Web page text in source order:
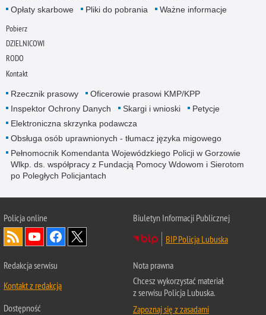
Opłaty skarbowe
Pliki do pobrania Ważne informacje
Pobierz
DZIELNICOWI
RODO
Kontakt
Rzecznik prasowy
Oficerowie prasowi KMP/KPP
Inspektor Ochrony Danych
Skargi i wnioski
Petycje
Elektroniczna skrzynka podawcza
Obsługa osób uprawnionych - tłumacz języka migowego
Pełnomocnik Komendanta Wojewódzkiego Policji w Gorzowie
Wlkp. ds. współpracy z Fundacją Pomocy Wdowom i Sierotom
po Poległych Policjantach
Policja online
Biuletyn Informacji Publicznej
BIP Policja Lubuska
Redakcja serwisu
Kontakt z redakcją
Dostępność
Nota prawna
Chcesz wykorzystać materiał
z serwisu Policja Lubuska.
Zapoznaj się z zasadami